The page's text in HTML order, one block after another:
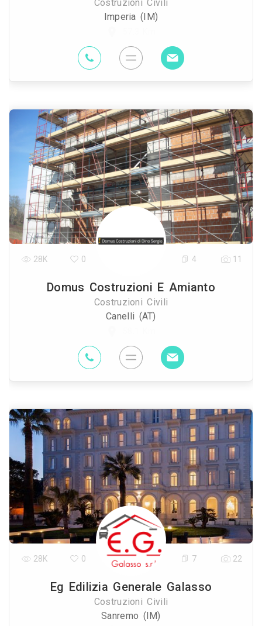
Costruzioni Civili
Imperia (IM)
Domus Costruzioni E Amianto
Costruzioni Civili
Canelli (AT)
28K 0 4 11
Eg Edilizia Generale Galasso
Costruzioni Civili
Sanremo (IM)
28K 0 7 22